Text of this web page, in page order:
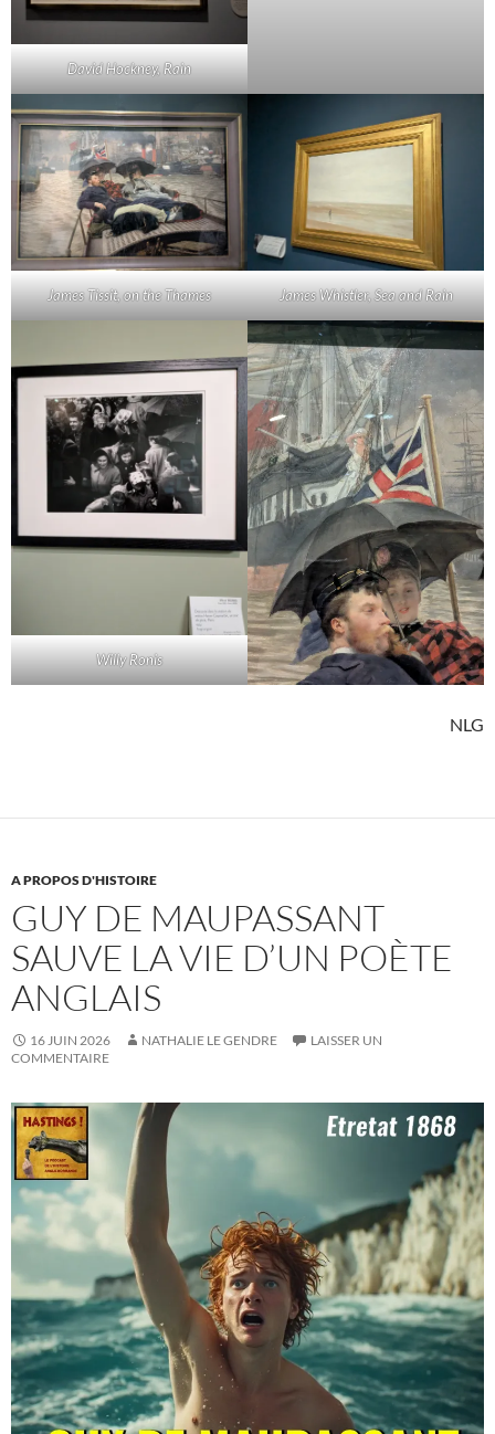
David Hockney, Rain
James Tissit, on the Thames James Whistler, Sea and Rain
Willy Ronis
NLG
A PROPOS D'HISTOIRE
GUY DE MAUPASSANT
SAUVE LA VIE D’UN POÈTE
ANGLAIS
16 JUIN 2026 NATHALIE LE GENDRE
LAISSER UN
COMMENTAIRE